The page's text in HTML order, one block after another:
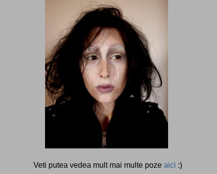
Veti putea vedea mult mai multe poze aici :)